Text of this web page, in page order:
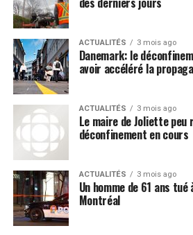
ACTUALITÉS 3 mois ago
Danemark: le
avoir accéléré la
ACTUALITÉS 3 mois ago
Le maire de Joliette peu
déconfinement en cours
ACTUALITÉS 3 mois ago
Un homme de 61 ans tué
Montréal